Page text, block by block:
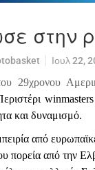
στην
Ιουλ 22,
29χρονου
winmasters
και δυναμισμό.
από
πορεία από την